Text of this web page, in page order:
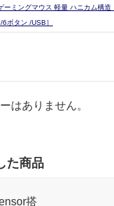
ーミングマウス 軽量 ハニカム構
ボタン /USB］
はありません。
た商品
搭